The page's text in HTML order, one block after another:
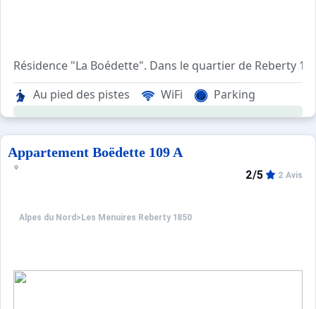
Résidence "La Boédette". Dans le quartier de Reberty
Au pied des pistes
WiFi Parking
Appartement Boëdette 109 A
Alpes du Nord > Les Menuires Reberty 1850
2/5 2 Avis